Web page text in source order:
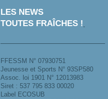
LES NEWS
TOUTES FRAÎCHES !
FFESSM N° 07930751
Jeunesse et Sports N° 93SP580
Assoc. loi 1901 N° 12013983
Siret : 537 795 833 00020
Label ECOSUB